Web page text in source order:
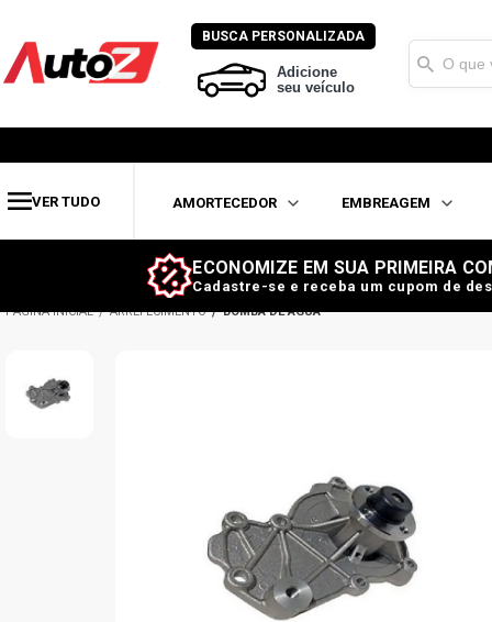
BUSCA PERSONALIZADA
Adicione
seu veículo
VER TUDO AMORTECEDOR EMBREAGEM
ECONOMIZE EM SUA PRIMEIRA
Cadastre-se e receba um cupom de
ARREFECIMENTO BOMBA DE ÁGUA